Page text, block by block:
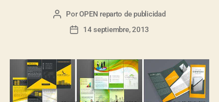
PorOPEN reparto de publicidad
14 septiembre, 2013